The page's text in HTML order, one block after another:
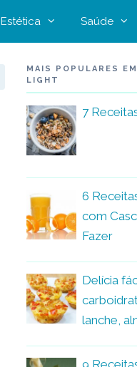
Estética Saúde
MAIS POPULARES
LIGHT
7
6
com
Fazer
Delícia
lanche,
9